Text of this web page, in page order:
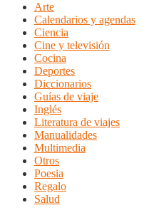
Arte
Calendarios y agendas
Ciencia
Cine y televisión
Cocina
Deportes
Diccionarios
Guías de viaje
Inglés
Literatura de viajes
Manualidades
Multimedia
Otros
Poesia
Regalo
Salud